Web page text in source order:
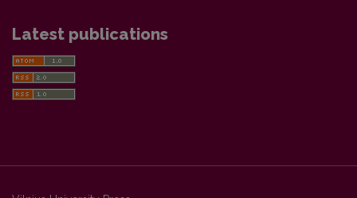
Latest publications